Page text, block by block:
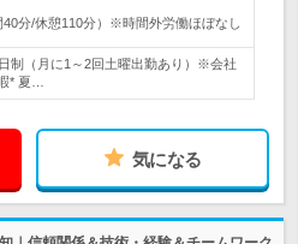
40分/休憩110分）※時間外労働ほぼなし
制（月に1～2回土曜出勤あり）※会社
* 夏…
気になる